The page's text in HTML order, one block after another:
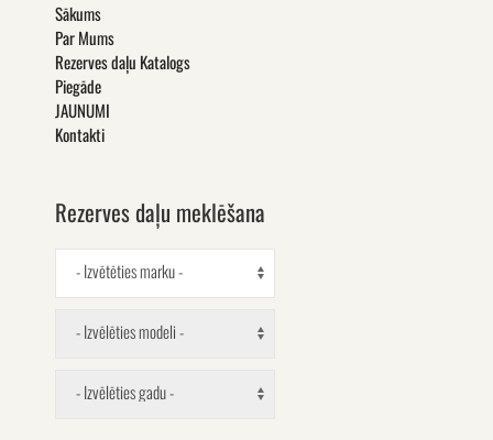
Sākums
Par Mums
Rezerves daļu Katalogs
Piegāde
JAUNUMI
Kontakti
Rezerves daļu meklēšana
- Izvētēties marku -
- Izvēlēties modeli -
- Izvēlēties gadu -